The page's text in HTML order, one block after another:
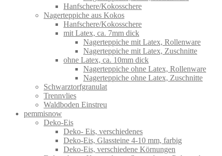
Hanfschere/Kokosschere
Nagerteppiche aus Kokos
Hanfschere/Kokosschere
mit Latex, ca. 7mm dick
Nagerteppiche mit Latex, Rollenware
Nagerteppiche mit Latex, Zuschnitte
ohne Latex, ca. 10mm dick
Nagerteppiche ohne Latex, Rollenware
Nagerteppiche ohne Latex, Zuschnitte
Schwarztorfgranulat
Trennvlies
Waldboden Einstreu
pemmisnow
Deko-Eis
Deko- Eis, verschiedenes
Deko-Eis, Glassteine 4-10 mm, farbig
Deko-Eis, verschiedene Körnungen